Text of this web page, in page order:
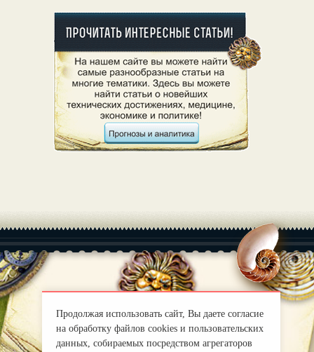
mirprognoz@mail.ru
Продолжая использовать сайт, Вы даете согласие
на обработку файлов cookies и пользовательских
данных, собираемых посредством агрегаторов